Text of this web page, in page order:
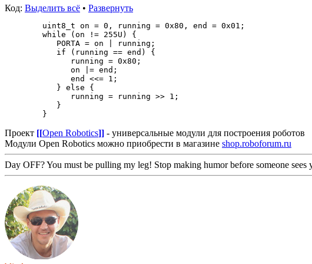
Код: Выделить всё • Развернуть
uint8_t on = 0, running = 0x80, end = 0x01;
while (on != 255U) {
PORTA = on | running;
if (running == end) {
running = 0x80;
on |= end;
end <<= 1;
} else {
running = running >> 1;
}
}
Проект [[Open Robotics]] - универсальные модули для построения роботов
Модули Open Robotics можно приобрести в магазине shop.roboforum.ru
Day OFF? You must be pulling my leg! Stop making humor before someone sees